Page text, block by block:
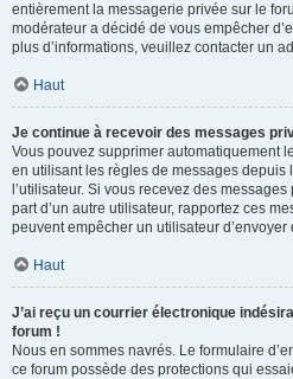
entièrement la messagerie privée sur le
modérateur a décidé de vous empêcher
plus d’informations, veuillez contacter un
Haut
Je continue à recevoir des messages
Vous pouvez supprimer automatiquement
en utilisant les règles de messages depuis
l’utilisateur. Si vous recevez des
part d’un autre utilisateur, rapportez ces
peuvent empêcher un utilisateur
Haut
J’ai reçu un courrier électronique
forum !
Nous en sommes navrés. Le formulaire
ce forum possède des protections qui